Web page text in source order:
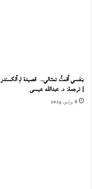
بنفسي أقمتُ تمثالي.. قصيدة لـِ
| ترجمة: د. عبدالله عيسى
6 يوليو، 2024